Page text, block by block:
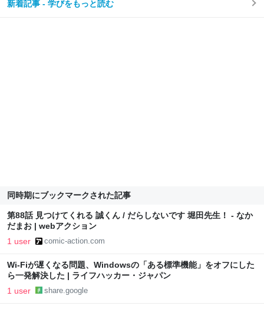
新着記事 - 学びをもっと読む
同時期にブックマークされた記事
第88話 見つけてくれる 誠くん / だらしないです 堀田先生！ - なか
だまお | webアクション
1 user comic-action.com
Wi-Fiが遅くなる問題、Windowsの「ある標準機能」をオフにした
ら一発解決した | ライフハッカー・ジャパン
1 user share.google